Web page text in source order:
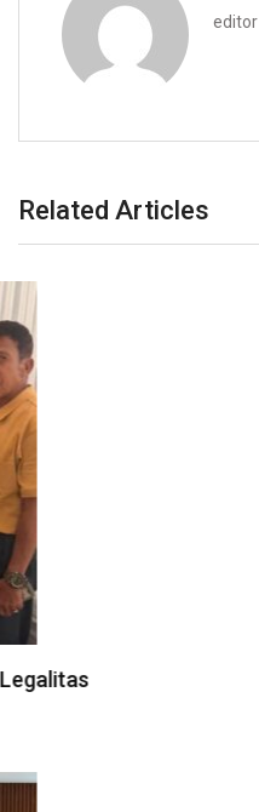
editor
Related Articles